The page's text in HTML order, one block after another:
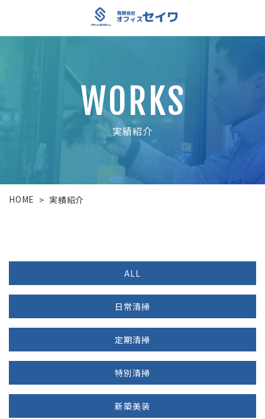
WORKS
実績紹介
HOME > 実績紹介
ALL
日常清掃
定期清掃
特別清掃
新築美装